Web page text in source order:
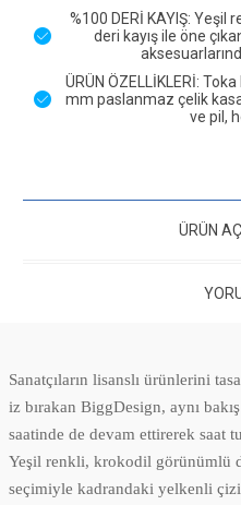
%100 DERİ KAYIŞ: Yeşil
deri kayış ile öne
ÜRÜN ÖZELLİKLERİ:
mm paslanmaz çelik
ve pil,
ÜRÜN
Sanatçıların lisanslı ürünlerini
iz bırakan BiggDesign, aynı
saatinde de devam ettirerek saat
Yeşil renkli, krokodil görünümlü
seçimiyle kadrandaki yelkenli